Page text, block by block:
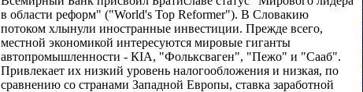
в области реформ" ("World's Top Reformer"). В Словакию
потоком хлынули иностранные инвестиции. Прежде всего,
местной экономикой интересуются мировые гиганты
автопромышленности - КIA, "Фольксваген", "Пежо" и "Сааб".
Привлекает их низкий уровень налогообложения и низкая, по
сравнению со странами Западной Европы, ставка заработной